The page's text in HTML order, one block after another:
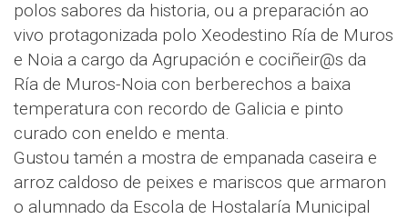
polos sabores da historia, ou a preparación ao
vivo protagonizada polo Xeodestino Ría de Muros
e Noia a cargo da Agrupación e cociñeir@s da
Ría de Muros-Noia con berberechos a baixa
temperatura con recordo de Galicia e pinto
curado con eneldo e menta.
Gustou tamén a mostra de empanada caseira e
arroz caldoso de peixes e mariscos que armaron
o alumnado da Escola de Hostalaría Municipal